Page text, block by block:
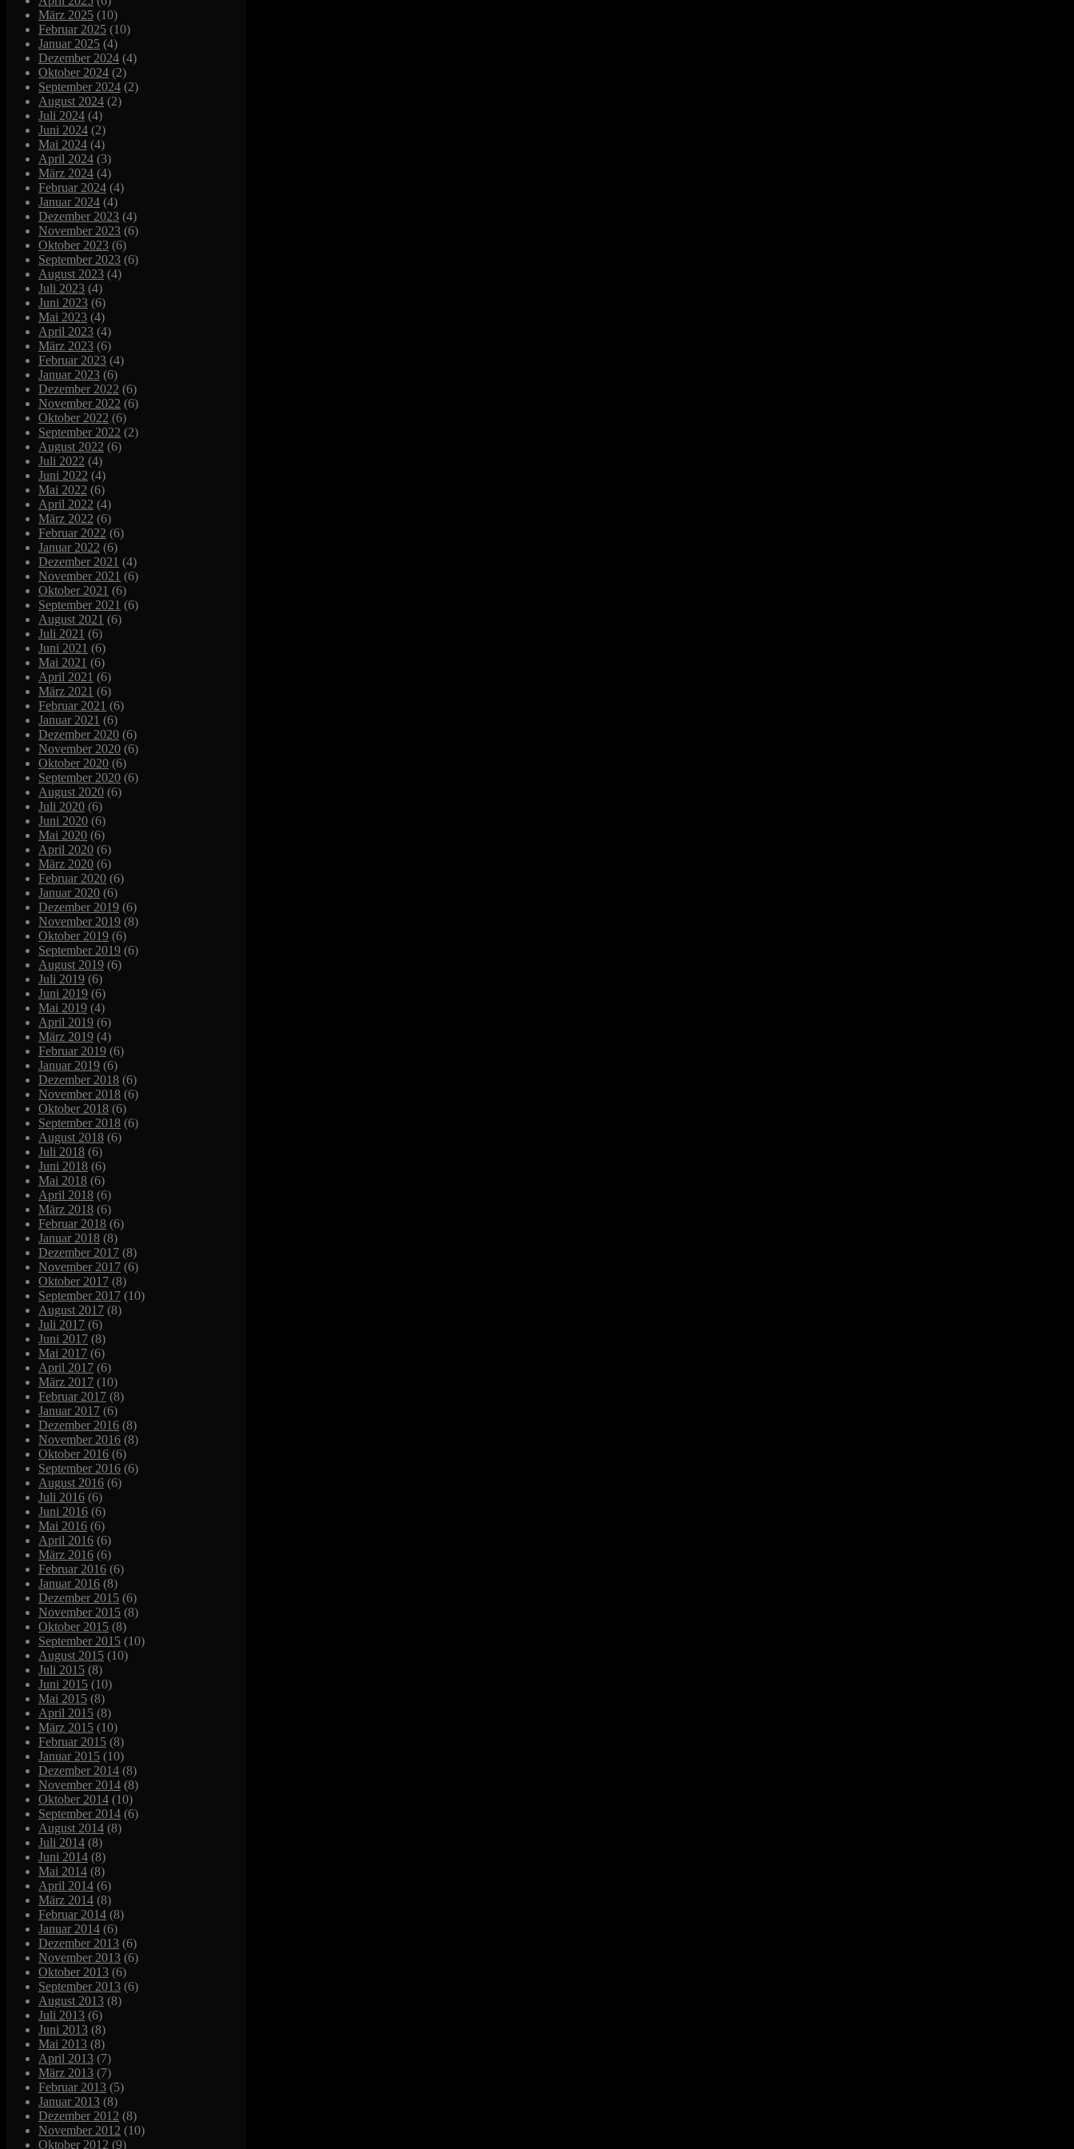
März 2025 (10)
Februar 2025 (10)
Januar 2025 (4)
Dezember 2024 (4)
Oktober 2024 (2)
September 2024 (2)
August 2024 (2)
Juli 2024 (4)
Juni 2024 (2)
Mai 2024 (4)
April 2024 (3)
März 2024 (4)
Februar 2024 (4)
Januar 2024 (4)
Dezember 2023 (4)
November 2023 (6)
Oktober 2023 (6)
September 2023 (6)
August 2023 (4)
Juli 2023 (4)
Juni 2023 (6)
Mai 2023 (4)
April 2023 (4)
März 2023 (6)
Februar 2023 (4)
Januar 2023 (6)
Dezember 2022 (6)
November 2022 (6)
Oktober 2022 (6)
September 2022 (2)
August 2022 (6)
Juli 2022 (4)
Juni 2022 (4)
Mai 2022 (6)
April 2022 (4)
März 2022 (6)
Februar 2022 (6)
Januar 2022 (6)
Dezember 2021 (4)
November 2021 (6)
Oktober 2021 (6)
September 2021 (6)
August 2021 (6)
Juli 2021 (6)
Juni 2021 (6)
Mai 2021 (6)
April 2021 (6)
März 2021 (6)
Februar 2021 (6)
Januar 2021 (6)
Dezember 2020 (6)
November 2020 (6)
Oktober 2020 (6)
September 2020 (6)
August 2020 (6)
Juli 2020 (6)
Juni 2020 (6)
Mai 2020 (6)
April 2020 (6)
März 2020 (6)
Februar 2020 (6)
Januar 2020 (6)
Dezember 2019 (6)
November 2019 (8)
Oktober 2019 (6)
September 2019 (6)
August 2019 (6)
Juli 2019 (6)
Juni 2019 (6)
Mai 2019 (4)
April 2019 (6)
März 2019 (4)
Februar 2019 (6)
Januar 2019 (6)
Dezember 2018 (6)
November 2018 (6)
Oktober 2018 (6)
September 2018 (6)
August 2018 (6)
Juli 2018 (6)
Juni 2018 (6)
Mai 2018 (6)
April 2018 (6)
März 2018 (6)
Februar 2018 (6)
Januar 2018 (8)
Dezember 2017 (8)
November 2017 (6)
Oktober 2017 (8)
September 2017 (10)
August 2017 (8)
Juli 2017 (6)
Juni 2017 (8)
Mai 2017 (6)
April 2017 (6)
März 2017 (10)
Februar 2017 (8)
Januar 2017 (6)
Dezember 2016 (8)
November 2016 (8)
Oktober 2016 (6)
September 2016 (6)
August 2016 (6)
Juli 2016 (6)
Juni 2016 (6)
Mai 2016 (6)
April 2016 (6)
März 2016 (6)
Februar 2016 (6)
Januar 2016 (8)
Dezember 2015 (6)
November 2015 (8)
Oktober 2015 (8)
September 2015 (10)
August 2015 (10)
Juli 2015 (8)
Juni 2015 (10)
Mai 2015 (8)
April 2015 (8)
März 2015 (10)
Februar 2015 (8)
Januar 2015 (10)
Dezember 2014 (8)
November 2014 (8)
Oktober 2014 (10)
September 2014 (6)
August 2014 (8)
Juli 2014 (8)
Juni 2014 (8)
Mai 2014 (8)
April 2014 (6)
März 2014 (8)
Februar 2014 (8)
Januar 2014 (6)
Dezember 2013 (6)
November 2013 (6)
Oktober 2013 (6)
September 2013 (6)
August 2013 (8)
Juli 2013 (6)
Juni 2013 (8)
Mai 2013 (8)
April 2013 (7)
März 2013 (7)
Februar 2013 (5)
Januar 2013 (8)
Dezember 2012 (8)
November 2012 (10)
Oktober 2012 (9)